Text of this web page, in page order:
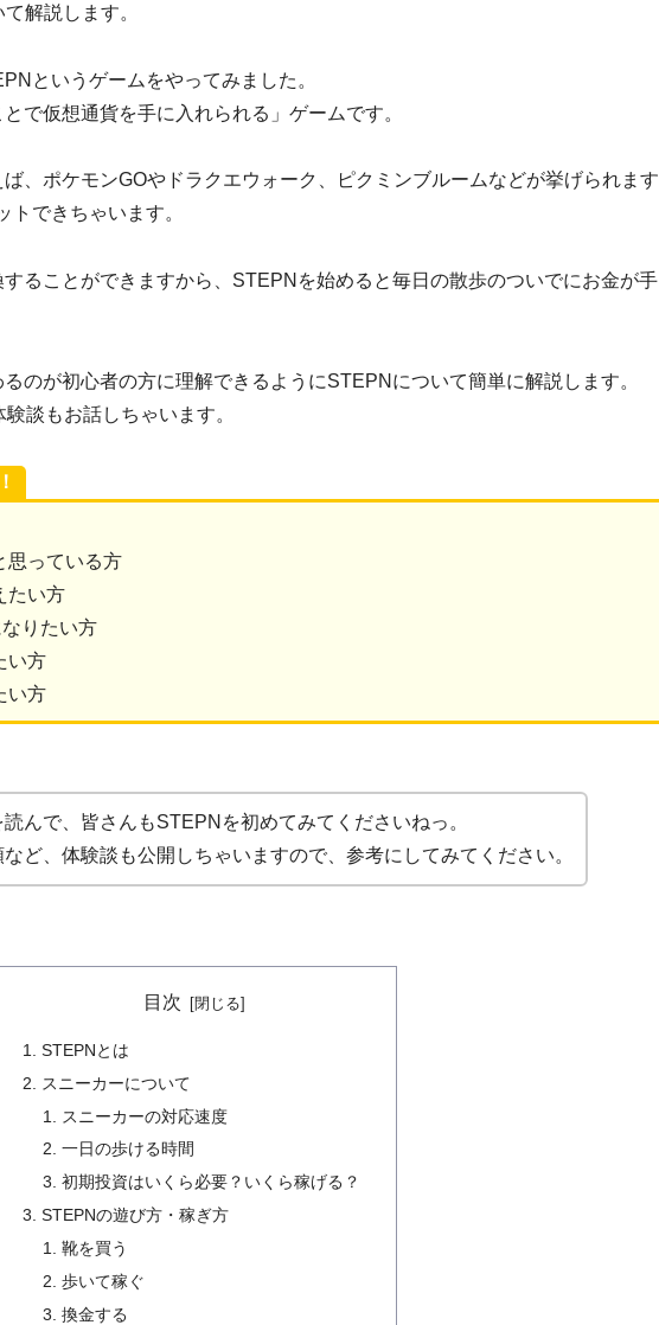
解説します。
というゲームをやってみました。
で仮想通貨を手に入れられる」ゲームです。
、ポケモンGOやドラクエウォーク、ピクミンブルームなどが挙げられます
できちゃいます。
ることができますから、STEPNを始めると毎日の散歩のついでにお金が手
のが初心者の方に理解できるようにSTEPNについて簡単に解説します。
談もお話しちゃいます。
思っている方
たい方
りたい方
い方
い方
んで、皆さんもSTEPNを初めてみてくださいねっ。
ど、体験談も公開しちゃいますので、参考にしてみてください。
目次
STEPNとは
スニーカーについて
スニーカーの対応速度
一日の歩ける時間
初期投資はいくら必要？いくら稼げる？
STEPNの遊び方・稼ぎ方
靴を買う
歩いて稼ぐ
換金する